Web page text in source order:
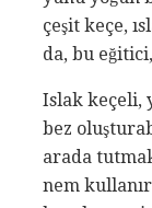
çeşit keçe,
da, bu
Islak keçeli,
bez
arada
nem